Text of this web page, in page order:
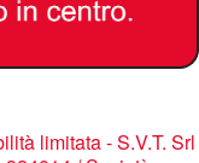
limitata - S.V.T. Srl